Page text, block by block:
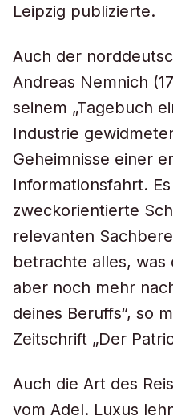
Leipzig publizierte.
Auch der
Andreas Nemnich
seinem „Tagebuch
Industrie
Geheimnisse einer
Informationsfahrt.
zweckorientierte
relevanten
betrachte alles, was
aber noch mehr
deines Beruffs“, so
Zeitschrift „Der
Auch die Art des
vom Adel. Luxus